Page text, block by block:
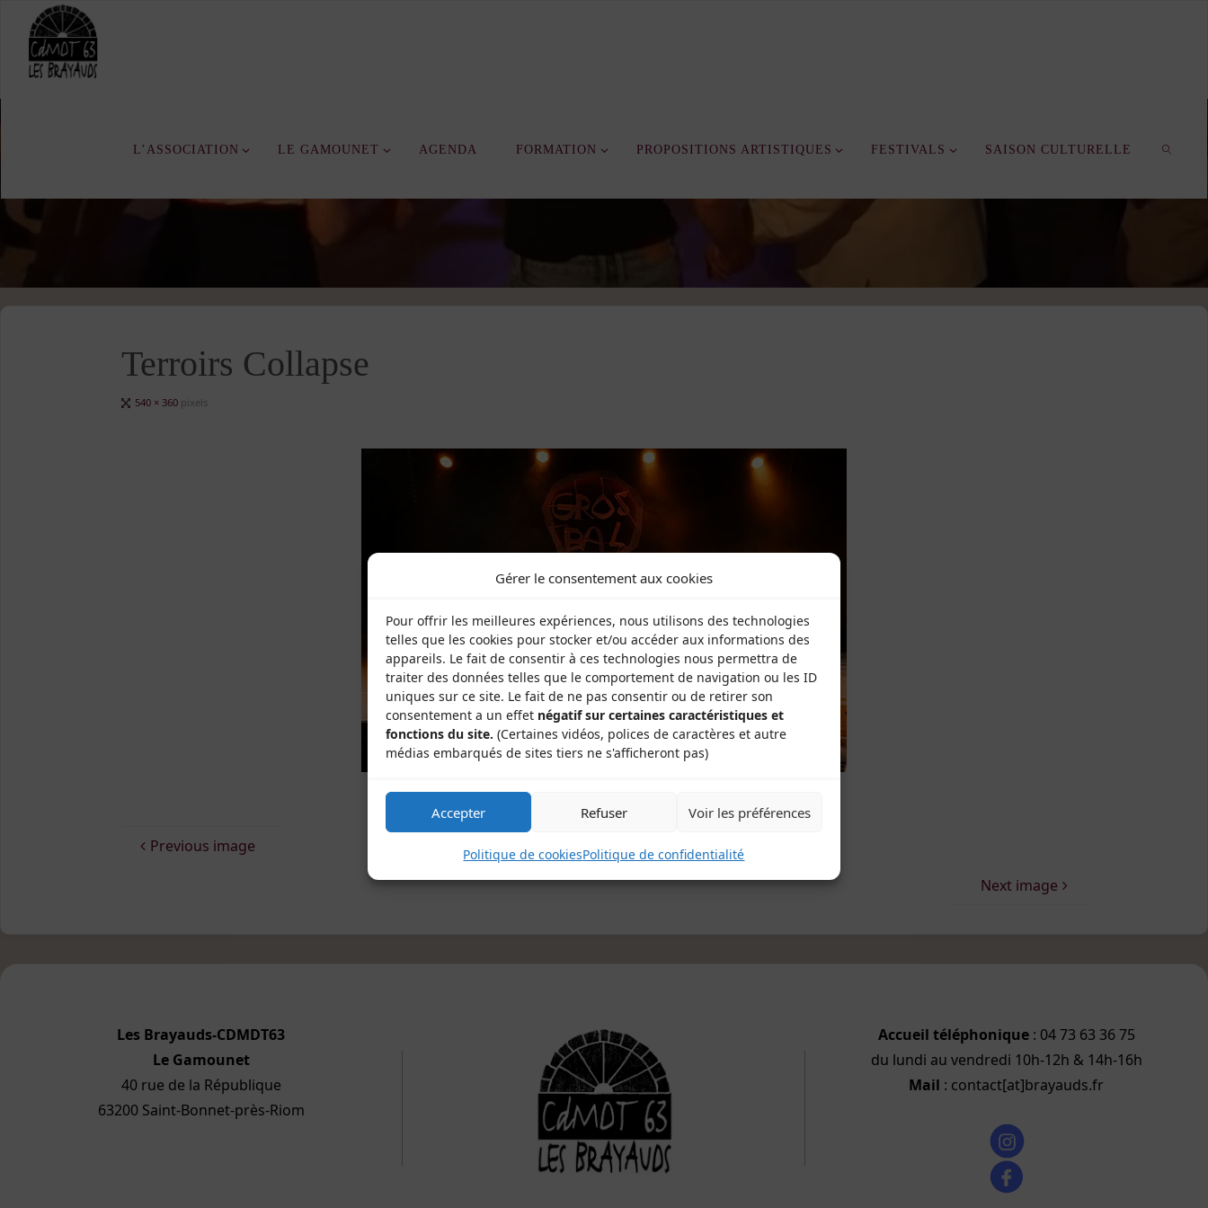
Gérer le consentement aux cookies
Pour offrir les meilleures expériences, nous utilisons des technologies
telles que les cookies pour stocker et/ou accéder aux informations des
appareils. Le fait de consentir à ces technologies nous permettra de
traiter des données telles que le comportement de navigation ou les ID
uniques sur ce site. Le fait de ne pas consentir ou de retirer son
consentement a un effet négatif sur certaines caractéristiques et
fonctions du site. (Certaines vidéos, polices de caractères et autre
médias embarqués de sites tiers ne s'afficheront pas)
Accepter Refuser Voir les préférences
Politique de cookiesPolitique de confidentialité
content
L’ASSOCIATION LE GAMOUNET AGENDA FORMATION PROPOSITIONS ARTISTIQUES FESTIVALS SAISON CULTURELLE
Terroirs Collapse
Full540 × 360 pixels
Previous image
Next image
Les Brayauds-CDMDT63
Le Gamounet
40 rue de la République
63200 Saint-Bonnet-près-Riom
Accueil téléphonique: 04 73 63 36 75
du lundi au vendredi 10h-12h & 14h-16h
Mail : contact[at]brayauds.fr